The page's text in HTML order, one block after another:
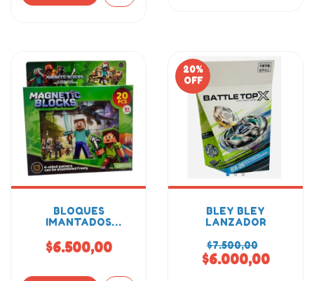
BLOQUES
IMANTADOS
$6.500,00
20%
OFF
BLEY BLEY
LANZADOR
$7.500,00
$6.000,00